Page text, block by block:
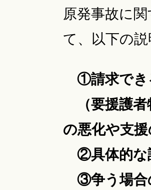
原発事故に
て、以下の
①請求でき
（要援護者
の悪化や支
②具体的な
③争う場合